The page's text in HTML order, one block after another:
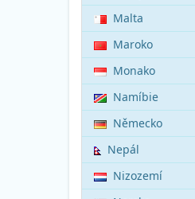
Malta
Maroko
Monako
Namíbie
Německo
Nepál
Nizozemí